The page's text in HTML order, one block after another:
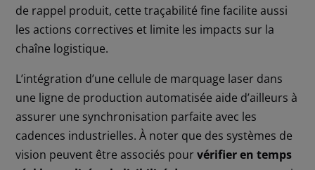
de rappel produit, cette traçabilité fine facilite aussi
les actions correctives et limite les impacts sur la
chaîne logistique.
L’intégration d’une cellule de marquage laser dans
une ligne de production automatisée aide d’ailleurs à
assurer une synchronisation parfaite avec les
cadences industrielles. À noter que des systèmes de
vision peuvent être associés pourvérifier en temps